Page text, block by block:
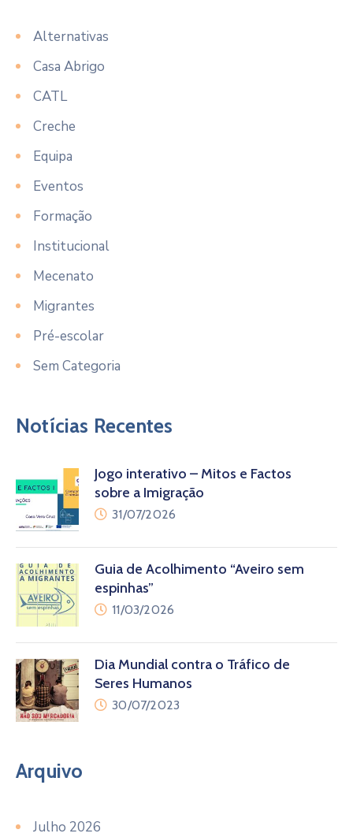
Alternativas
Casa Abrigo
CATL
Creche
Equipa
Eventos
Formação
Institucional
Mecenato
Migrantes
Pré-escolar
Sem Categoria
Notícias Recentes
Jogo interativo – Mitos e Factos
sobre a Imigração
31/07/2026
Guia de Acolhimento “Aveiro sem
espinhas”
11/03/2026
Dia Mundial contra o Tráfico de
Seres Humanos
30/07/2023
Arquivo
Julho 2026